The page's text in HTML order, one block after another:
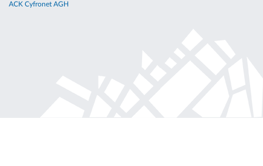
ACK Cyfronet AGH